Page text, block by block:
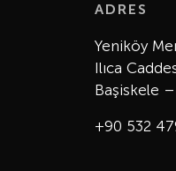
ADRES
Yeniköy
Ilıca
Başiskele –
+90 532